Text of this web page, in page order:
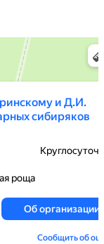
от благодарных